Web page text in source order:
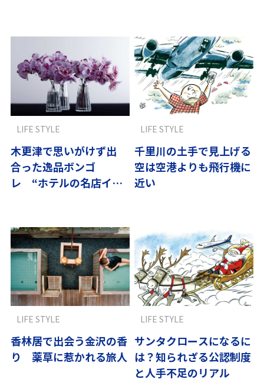
木更津で思いがけず出
合った逸品ボンゴ
レ “ホテルの名店イタ
LIFE STYLE
千里川の土手で見上げる
空は空港よりも飛行機に
近い
LIFE STYLE
香林居で出会う金沢の香
り 薬草に惹かれる旅人
LIFE STYLE
サンタクロースになるに
は？知られざる公認制度
と人手不足のリアル
LIFE STYLE